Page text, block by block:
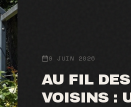
9 JUIN 2026
AU FIL
VOISINS :